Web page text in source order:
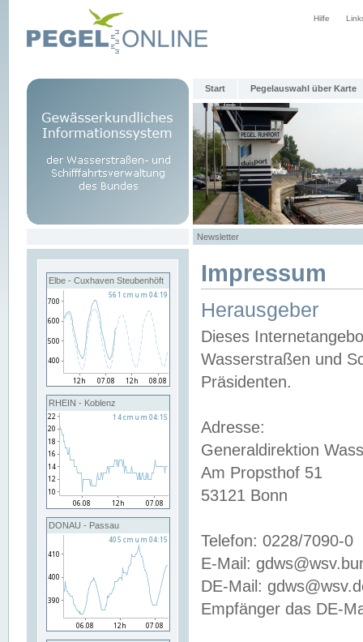
Hilfe
Start Pegelauswahl über Karte
Newsletter
Elbe - Cuxhaven Steubenhöft
RHEIN - Koblenz
DONAU - Passau
Impressum
Herausgeber
Dieses
Wasserstraßen und
Präsidenten.
Adresse:
Generaldirektion
Am Propsthof 51
53121 Bonn
Telefon: 0228/7090-0
E-Mail:
DE-Mail:
Empfänger das DE-